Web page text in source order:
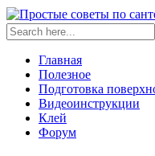
Главная
Полезное
Подготовка
Видеоинструкции
Клей
Форум